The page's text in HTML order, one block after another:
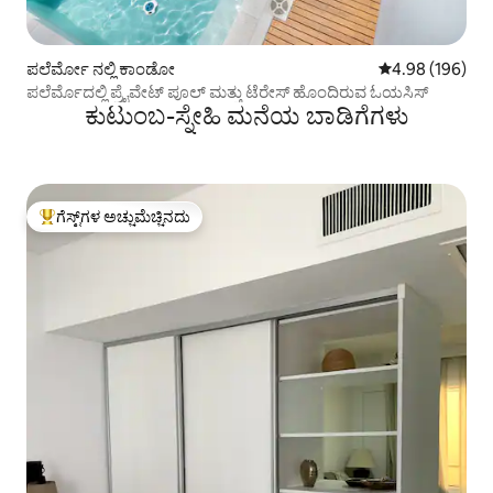
ಪಲೆರ್ಮೋ ನಲ್ಲಿ ಕಾಂಡೋ 5 ರಲ್ಲಿ 4.98
4.98 (196)
ಪಲೆರ್ಮೊದಲ್ಲಿ ಪ್ರೈವೇಟ್ ಪೂಲ್ ಮತ್ತು ಟೆರೇಸ್ ಹೊಂದಿರುವ ಓಯಸಿಸ್
ಕುಟುಂಬ-ಸ್ನೇಹಿ ಮನೆಯ ಬಾಡಿಗೆಗಳು
ಗೆಸ್ಟ್‌ಗಳಿಗೆ ಅತಿ ಹೆಚ್ಚು ಅಚ್ಚುಮೆಚ್ಚಿನದು
ಗೆಸ್ಟ್‌ಗಳ ಅಚ್ಚುಮೆಚ್ಚಿನದು